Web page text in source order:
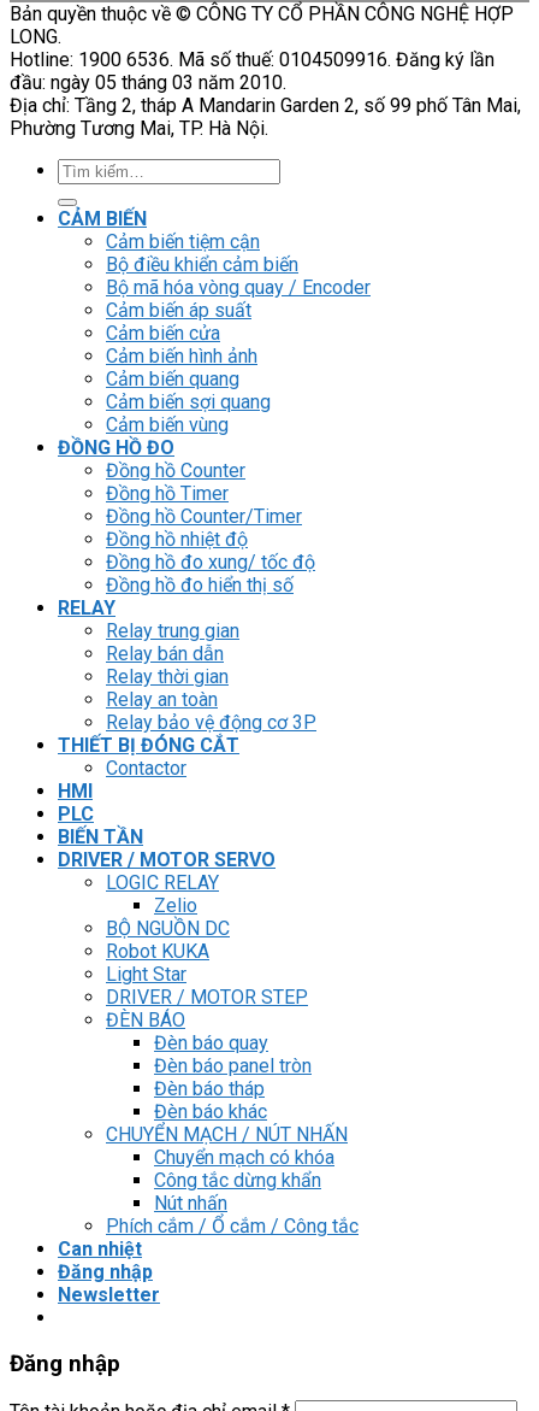
Bản quyền thuộc về © CÔNG TY CỔ PHẦN CÔNG NGHỆ HỢP
LONG.
Hotline: 1900 6536. Mã số thuế: 0104509916. Đăng ký lần
đầu: ngày 05 tháng 03 năm 2010.
Địa chỉ: Tầng 2, tháp A Mandarin Garden 2, số 99 phố Tân Mai,
Phường Tương Mai, TP. Hà Nội.
Tìm
kiếm:
CẢM BIẾN
Cảm biến tiệm cận
Bộ điều khiển cảm biến
Bộ mã hóa vòng quay / Encoder
Cảm biến áp suất
Cảm biến cửa
Cảm biến hình ảnh
Cảm biến quang
Cảm biến sợi quang
Cảm biến vùng
ĐỒNG HỒ ĐO
Đồng hồ Counter
Đồng hồ Timer
Đồng hồ Counter/Timer
Đồng hồ nhiệt độ
Đồng hồ đo xung/ tốc độ
Đồng hồ đo hiển thị số
RELAY
Relay trung gian
Relay bán dẫn
Relay thời gian
Relay an toàn
Relay bảo vệ động cơ 3P
THIẾT BỊ ĐÓNG CẮT
Contactor
HMI
PLC
BIẾN TẦN
DRIVER / MOTOR SERVO
LOGIC RELAY
Zelio
BỘ NGUỒN DC
Robot KUKA
Light Star
DRIVER / MOTOR STEP
ĐÈN BÁO
Đèn báo quay
Đèn báo panel tròn
Đèn báo tháp
Đèn báo khác
CHUYỂN MẠCH / NÚT NHẤN
Chuyển mạch có khóa
Công tắc dừng khẩn
Nút nhấn
Phích cắm / Ổ cắm / Công tắc
Can nhiệt
Đăng nhập
Newsletter
Đăng nhập